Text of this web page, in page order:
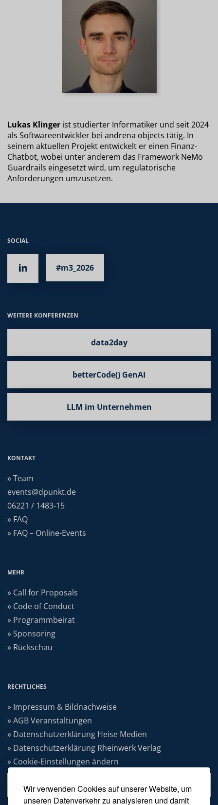
Wir verwenden Cookies auf unserer Website, um
unseren Datenverkehr zu analysieren und damit
Lukas Klinger ist studierter Informatiker und seit 2024
als Softwareentwickler bei andrena objects tätig. In
seinem aktuellen Projekt entwickelt er einen Finanz-
Chatbot, wobei unter anderem das Framework NeMo
Guardrails eingesetzt wird, um regulatorische
Anforderungen umzusetzen.
SOCIAL
#m3_2026
WEITERE KONFERENZEN
data2day
betterCode() GenAI
LLM im Unternehmen
KONTAKT
» Team
events@dpunkt.de
06221 / 1483-15
» FAQ
» FAQ – Online-Events
MEHR
» Call for Proposals
» Code of Conduct
» Programmbeirat
» Sponsoring
» Rückschau
RECHTLICHES
» Impressum & Bildnachweise
» AGB Veranstaltungen
» Datenschutzerklärung Heise Medien
» Datenschutzerklärung Rheinwerk Verlag
» Cookie-Einstellungen ändern
» Vertrag widerrufen